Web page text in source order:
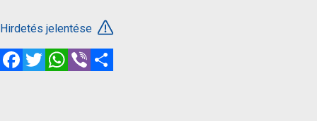
Hirdetés jelentése
FacebookTwitterWhatsApp
Viber